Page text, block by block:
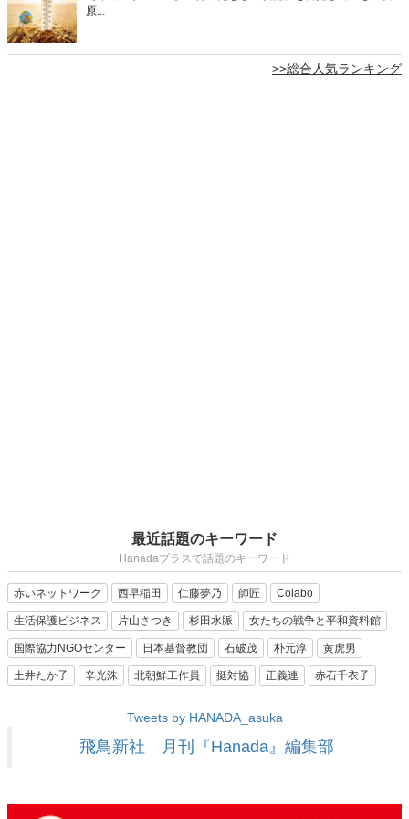
原...
>>総合人気ランキング
最近話題のキーワード
Hanadaプラスで話題のキーワード
赤いネットワーク 西早稲田 仁藤夢乃 師匠 Colabo
生活保護ビジネス 片山さつき 杉田水脈 女たちの戦争と平和資料館
国際協力NGOセンター 日本基督教団 石破茂 朴元淳 黄虎男
土井たか子 辛光洙 北朝鮮工作員 挺対協 正義連 赤石千衣子
Tweets by HANADA_asuka
飛鳥新社 月刊『Hanada』編集部